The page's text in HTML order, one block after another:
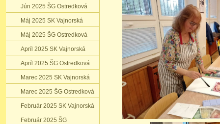
Jún 2025 ŠG Ostredková
Máj 2025 SK Vajnorská
Máj 2025 ŠG Ostredková
Apríl 2025 SK Vajnorská
Apríl 2025 ŠG Ostredková
Marec 2025 SK Vajnorská
Marec 2025 ŠG Ostredková
Február 2025 SK Vajnorská
Február 2025 ŠG